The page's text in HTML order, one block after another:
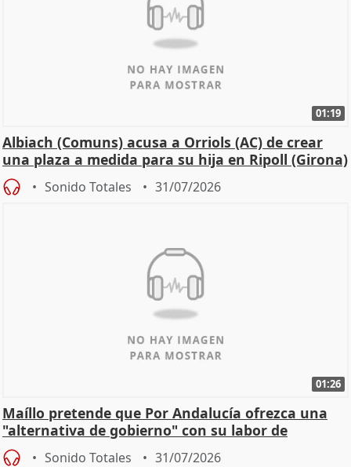
01:19
Albiach (Comuns) acusa a Orriols (AC) de crear
una plaza a medida para su hija en Ripoll (Girona)
Sonido Totales 31/07/2026
01:26
Maíllo pretende que Por Andalucía ofrezca una
"alternativa de gobierno" con su labor de
oposición
Sonido Totales 31/07/2026